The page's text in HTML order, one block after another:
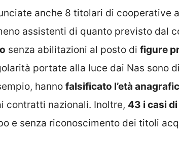
anche 8 titolari di cooperative
assistenti di quanto previsto dal
senza abilitazioni al posto di figure
portate alla luce dai Nas sono
hanno falsificato l’età
contratti nazionali. Inoltre, 43 i casi
e senza riconoscimento dei titoli